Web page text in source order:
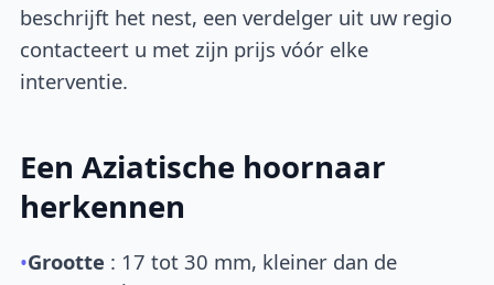
beschrijft het nest, een verdelger uit uw regio
contacteert u met zijn prijs vóór elke
interventie.
Een Aziatische hoornaar
herkennen
•Grootte : 17 tot 30 mm, kleiner dan de